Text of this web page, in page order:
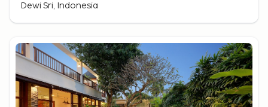
Dewi Sri, Indonesia